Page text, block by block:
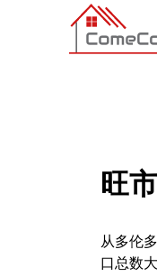
多伦多最
旺
从多伦
口总数